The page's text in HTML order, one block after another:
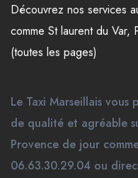
Découvrez nos services
comme St laurent du Var,
(toutes les pages)
Le Taxi Marseillais
de qualité et agréable
Provence de jour
06.63.30.29.04 ou